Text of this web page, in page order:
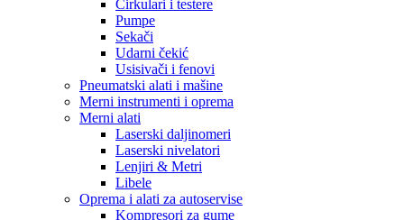
Cirkulari i testere
Pumpe
Sekači
Udarni čekić
Usisivači i fenovi
Pneumatski alati i mašine
Merni instrumenti i oprema
Merni alati
Laserski daljinomeri
Laserski nivelatori
Lenjiri & Metri
Libele
Oprema i alati za autoservise
Kompresori za gume